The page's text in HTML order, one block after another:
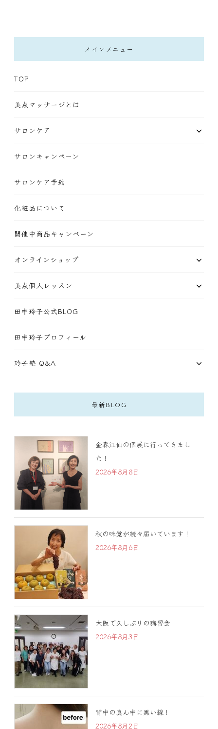
メインメニュー
TOP
美点マッサージとは
サロンケア
サロンキャンペーン
サロンケア予約
化粧品について
開催中商品キャンペーン
オンラインショップ
美点個人レッスン
田中玲子公式BLOG
田中玲子プロフィール
玲子塾 Q&A
最新BLOG
金森江仙の個展に行ってきまし
た！
2026年8月8日
秋の味覚が続々届いています！
2026年8月6日
大阪で久しぶりの講習会
2026年8月3日
背中の真ん中に黒い線！
2026年8月2日